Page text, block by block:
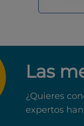
Las
¿Quieres
expertos